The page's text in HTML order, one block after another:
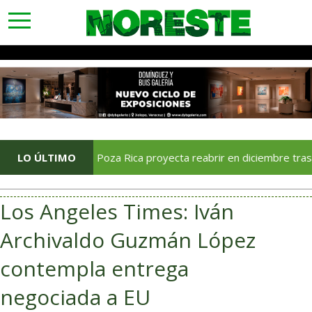
toggle
navigation
LO ÚLTIMO
Soriana Poza Rica proyecta reabrir en diciembre tras avance
Los Angeles Times: Iván
Archivaldo Guzmán López
contempla entrega
negociada a EU